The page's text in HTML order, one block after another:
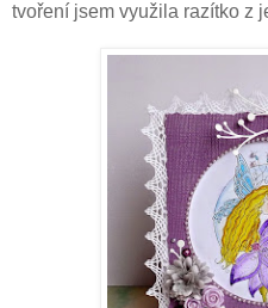
tvoření jsem využila razítko z